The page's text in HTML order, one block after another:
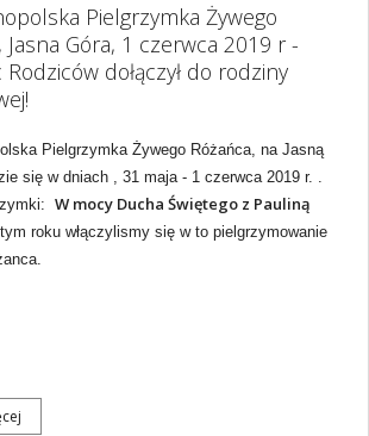
Pielgrzymka Żywego
Jasna Góra, 1 czerwca 2019 r -
Rodziców dołączył do rodziny
Pielgrzymka Żywego Różańca, na Jasną
się w dniach , 31 maja - 1 czerwca 2019 r. .
W mocy Ducha Świętego z Pauliną
roku włączylismy się w to pielgrzymowanie